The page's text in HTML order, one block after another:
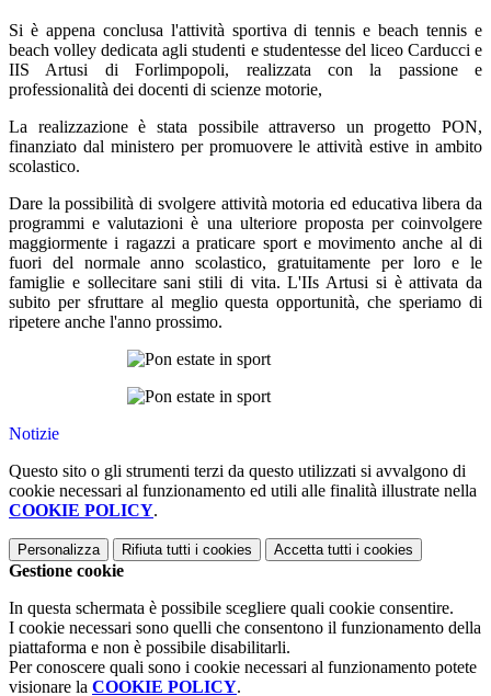
Si è appena conclusa l'attività sportiva di tennis e beach tennis e
beach volley dedicata agli studenti e studentesse del liceo Carducci e
IIS Artusi di Forlimpopoli, realizzata con la passione e
professionalità dei docenti di scienze motorie,
La realizzazione è stata possibile attraverso un progetto PON,
finanziato dal ministero per promuovere le attività estive in ambito
scolastico.
Dare la possibilità di svolgere attività motoria ed educativa libera da
programmi e valutazioni è una ulteriore proposta per coinvolgere
maggiormente i ragazzi a praticare sport e movimento anche al di
fuori del normale anno scolastico, gratuitamente per loro e le
famiglie e sollecitare sani stili di vita. L'IIs Artusi si è attivata da
subito per sfruttare al meglio questa opportunità, che speriamo di
ripetere anche l'anno prossimo.
Notizie
Questo sito o gli strumenti terzi da questo utilizzati si avvalgono di
cookie necessari al funzionamento ed utili alle finalità illustrate nella
COOKIE POLICY.
Personalizza Rifiuta tutti i cookies Accetta tutti i cookies
Gestione cookie
In questa schermata è possibile scegliere quali cookie consentire.
I cookie necessari sono quelli che consentono il funzionamento della
piattaforma e non è possibile disabilitarli.
Per conoscere quali sono i cookie necessari al funzionamento potete
visionare la COOKIE POLICY.